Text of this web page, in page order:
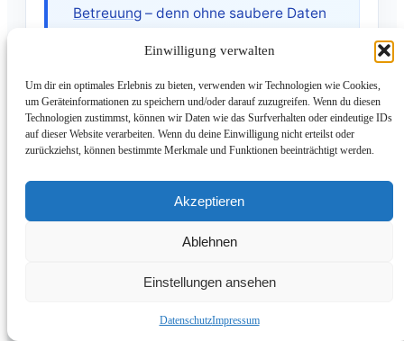
Einwilligung verwalten
Um dir ein optimales Erlebnis zu bieten, verwenden wir Technologien wie Cookies,
um Geräteinformationen zu speichern und/oder darauf zuzugreifen. Wenn du diesen
Technologien zustimmst, können wir Daten wie das Surfverhalten oder eindeutige IDs
auf dieser Website verarbeiten. Wenn du deine Einwilligung nicht erteilst oder
zurückziehst, können bestimmte Merkmale und Funktionen beeinträchtigt werden.
Akzeptieren
Ablehnen
Einstellungen ansehen
DatenschutzImpressum
Betreuung – denn ohne saubere Daten
8. GEM – das Generative Ad
Model als nächste Stufe
Andromeda ist nicht das Ende der
Evolution des KI-gestützten Werbesystems.